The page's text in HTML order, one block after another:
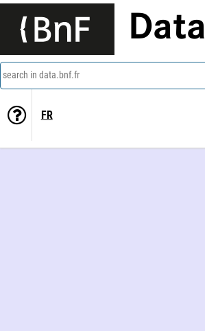
Data
search in data.bnf.fr
FR